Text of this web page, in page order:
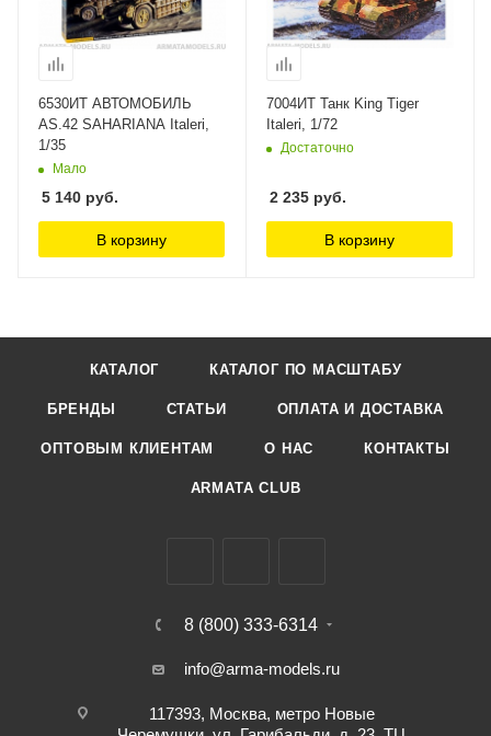
6530ИТ АВТОМОБИЛЬ
AS.42 SAHARIANA Italeri,
1/35
Мало
5 140 руб.
В корзину
7004ИТ Танк King Tiger
Italeri, 1/72
Достаточно
2 235 руб.
В корзину
КАТАЛОГ КАТАЛОГ ПО МАСШТАБУ
БРЕНДЫ СТАТЬИ ОПЛАТА И ДОСТАВКА
ОПТОВЫМ КЛИЕНТАМ О НАС КОНТАКТЫ
ARMATA CLUB
8 (800) 333-6314
info@arma-models.ru
117393, Москва, метро Новые